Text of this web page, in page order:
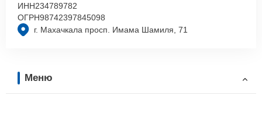
г. Махачкала просп. Имама Шамиля, 71
ИНН234789782
ОГРН98742397845098
Меню